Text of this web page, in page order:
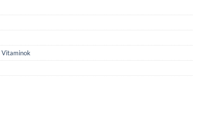
Vitaminok